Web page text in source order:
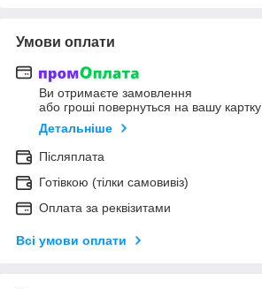
Умови оплати
Ви отримаєте замовлення
або гроші повернуться на вашу картку
Детальніше
Післяплата
Готівкою (тілки самовивіз)
Оплата за реквізитами
Всі умови оплати